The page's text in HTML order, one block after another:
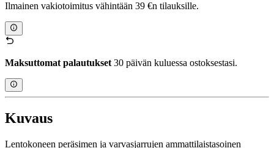
Ilmainen vakiotoimitus vähintään 39 €n tilauksille.
Maksuttomat palautukset 30 päivän kuluessa ostoksestasi.
Kuvaus
Lentokoneen peräsimen ja varvasjarrujen ammattilaistasoinen